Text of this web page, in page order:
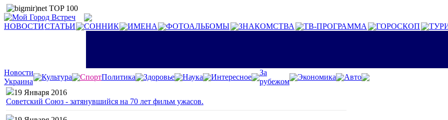
НОВОСТИСТАТЬИ СОННИК ИМЕНА ФОТОАЛЬБОМЫ ЗНАКОМСТВА ТВ-ПРОГРАММА ГОРОСКОП
Новости
Украина
Культура СпортПолитика Здоровье Наука Интересное
За
рубежом
Экономика
Авто
19 Января 2016
Советский Союз - затянувшийся на 70 лет фильм ужасов.